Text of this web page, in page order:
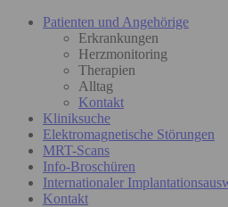
Patienten und Angehörige
Erkrankungen
Herzmonitoring
Therapien
Alltag
Kontakt
Kliniksuche
Elektromagnetische Störungen
MRT-Scans
Info-Broschüren
Internationaler
Kontakt